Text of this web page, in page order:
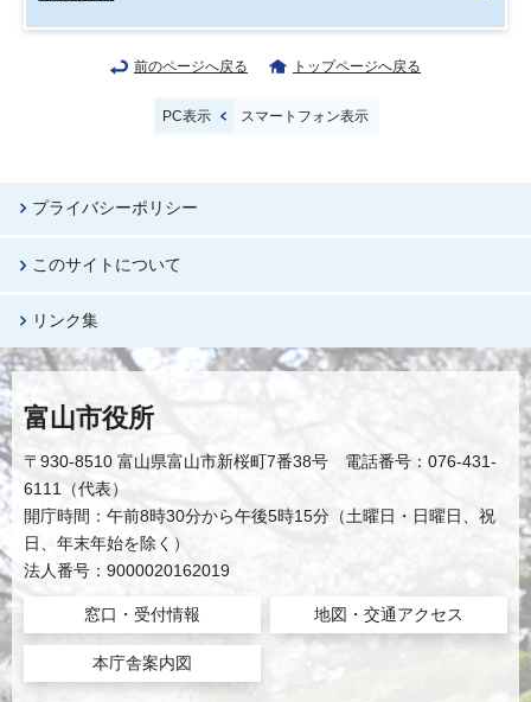
前のページへ戻る トップページへ戻る
PC表示 スマートフォン表示
プライバシーポリシー
このサイトについて
リンク集
富山市役所
〒930-8510 富山県富山市新桜町7番38号 電話番号：076-431-
6111（代表）
開庁時間：午前8時30分から午後5時15分（土曜日・日曜日、祝
日、年末年始を除く）
法人番号：9000020162019
窓口・受付情報 地図・交通アクセス
本庁舎案内図